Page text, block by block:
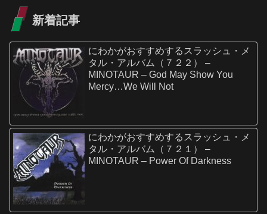
新着記事
にわかがおすすめするスラッシュ・メ
タル・アルバム（７２２） –
MINOTAUR – God May Show You
Mercy…We Will Not
にわかがおすすめするスラッシュ・メ
タル・アルバム（７２１） –
MINOTAUR – Power Of Darkness